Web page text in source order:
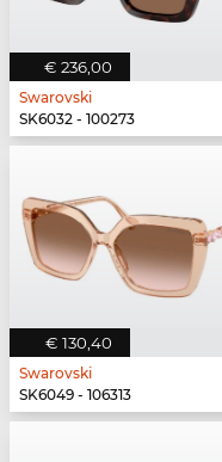
€ 236,00
Swarovski
SK6032 - 100273
€ 130,40
Swarovski
SK6049 - 106313